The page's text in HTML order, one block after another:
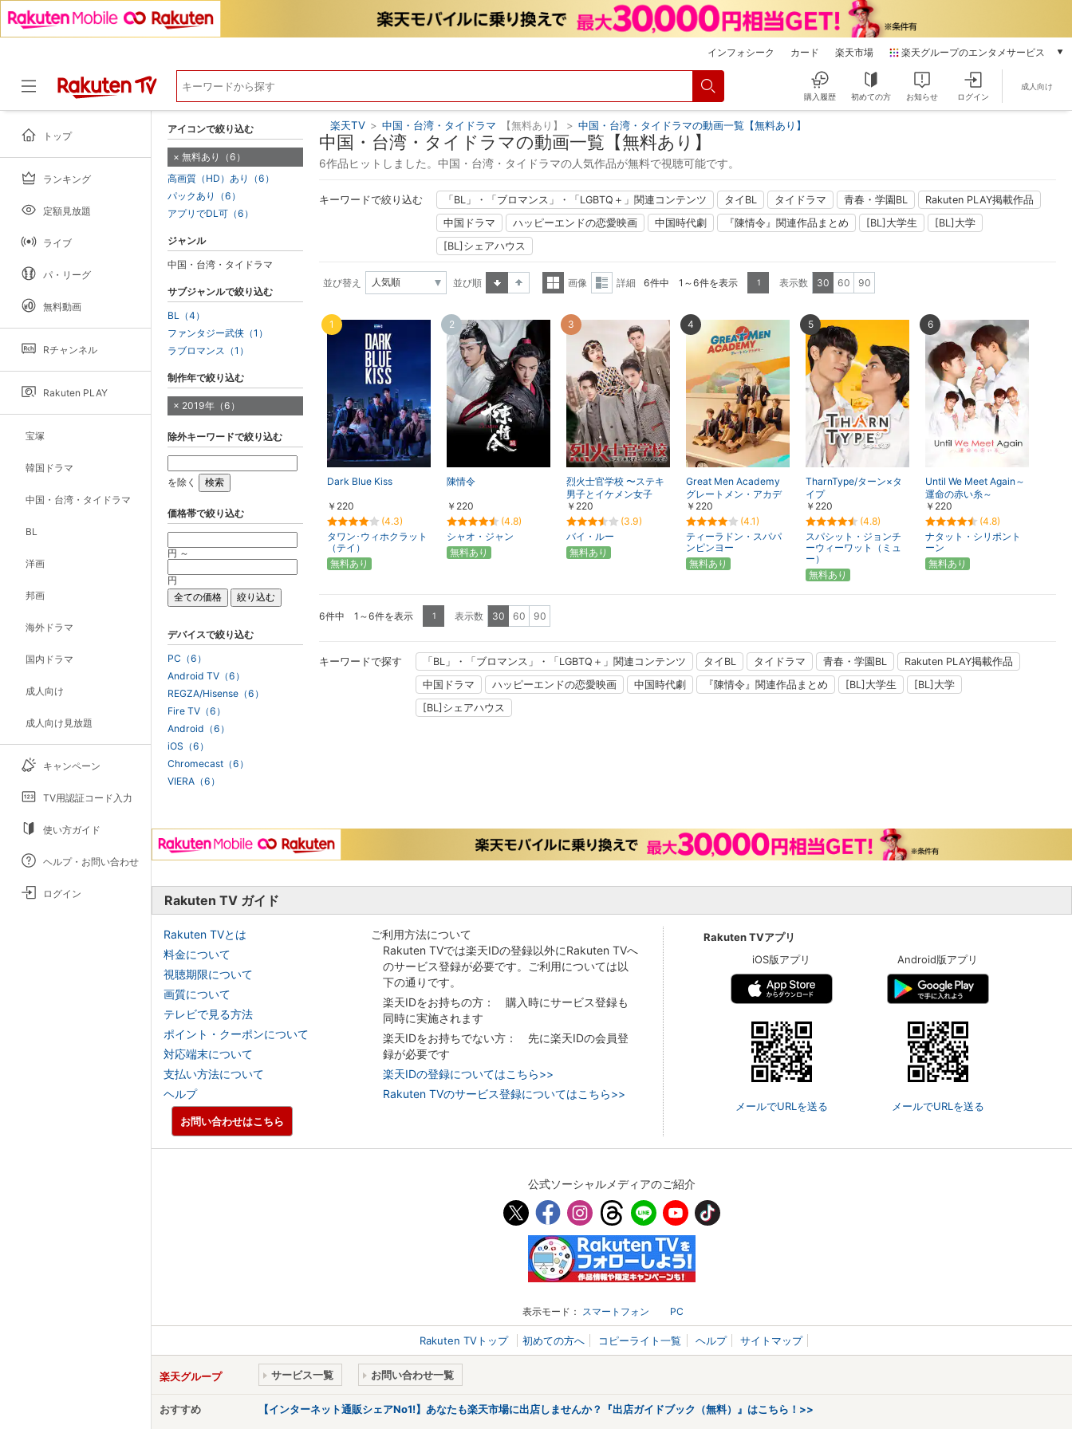
インフォシーク カード 楽天市場 楽天グループのエンタメサービス
本/ゲーム/CD/DVD
雑誌読み放題
楽天マガジン
音楽配信
動画配信
Rチャンネル
チケット
楽天チケット
エンタメニュース
推し楽
購入履歴 初めての方 お知らせ ログイン
成人向け
トップ
ランキング
定額見放題
ライブ
パ・リーグ
無料動画
Rチャンネル
Rakuten PLAY
宝塚
韓国ドラマ
中国・台湾・タイドラマ
BL
洋画
邦画
海外ドラマ
国内ドラマ
成人向け
成人向け見放題
キャンペーン
TV用認証コード入力
使い方ガイド
ヘルプ・お問い合わせ
ログイン
楽天TV > 中国・台湾・タイドラマ 【無料あり】 > 中国・台湾・タイドラマの動画一覧【無料あり】
中国・台湾・タイドラマの動画一覧【無料あり】
6作品ヒットしました。中国・台湾・タイドラマの人気作品が無料で視聴可能です。
キーワードで絞り込む 「BL」・「ブロマンス」・「LGBTQ＋」関連コンテンツ タイBL タイドラマ 青春・学園BL
Rakuten PLAY掲載作品
中国ドラマ
ハッピーエンドの恋愛映画 中国時代劇 『陳情令』関連作品まとめ [BL]大学生
[BL]大学
[BL]シェアハウス
並び替え
並び順
表示
画像
詳細 6件中 1～6件を表示 1 表示数 30 60 90
Dark Blue Kiss
￥220
(4.3)
タワン･ウィホクラット
（テイ）
1
無料あり
陳情令
￥220
(4.8)
シャオ・ジャン
2
無料あり
烈火士官学校 〜ステキ
男子とイケメン女子
￥220
(3.9)
バイ・ルー
3
無料あり
Great Men Academy
グレートメン・アカデ
ミー
￥220
(4.1)
ティーラドン・スパパ
ンピンヨー
4
無料あり
TharnType/ターン×タ
イプ
￥220
(4.8)
スパシット・ジョンチ
ーウィーワット（ミュ
ー）
5
無料あり
Until We Meet Again～
運命の赤い糸～
￥220
(4.8)
ナタット・シリポント
ーン
6
無料あり
6件中 1～6件を表示 1 表示数 30 60 90
キーワードで探す 「BL」・「ブロマンス」・「LGBTQ＋」関連コンテンツ タイBL タイドラマ 青春・学園BL
Rakuten PLAY掲載作品
中国ドラマ
ハッピーエンドの恋愛映画 中国時代劇 『陳情令』関連作品まとめ [BL]大学生
[BL]大学
[BL]シェアハウス
アイコンで絞り込む
無料あり（6）
高画質（HD）あり（6）
パックあり（6）
アプリでDL可（6）
ジャンル
中国・台湾・タイドラマ
サブジャンルで絞り込む
BL（4）
ファンタジー武侠（1）
ラブロマンス（1）
制作年で絞り込む
2019年（6）
除外キーワードで絞り込む
を除く
価格帯で絞り込む
円 ～
円
デバイスで絞り込む
PC（6）
Android TV（6）
REGZA/Hisense（6）
Fire TV（6）
Android（6）
iOS（6）
Chromecast（6）
VIERA（6）
Rakuten TV ガイド
Rakuten TVとは
料金について
視聴期限について
画質について
テレビで見る方法
ポイント・クーポンについて
対応端末について
支払い方法について
ヘルプ
ご利用方法について
Rakuten TVでは楽天IDの登録以外にRakuten TVへ
のサービス登録が必要です。ご利用については以
下の通りです。
楽天IDをお持ちの方： 購入時にサービス登録も
同時に実施されます
楽天IDをお持ちでない方： 先に楽天IDの会員登
録が必要です
楽天IDの登録についてはこちら>>
Rakuten TVのサービス登録についてはこちら>>
Rakuten TVアプリ
iOS版アプリ
メールでURLを送る
Android版アプリ
メールでURLを送る
お問い合わせはこちら
公式ソーシャルメディアのご紹介
表示モード： スマートフォン PC
Rakuten TVトップ 初めての方へ コピーライト一覧 ヘルプ サイトマップ
楽天グループ サービス一覧 お問い合わせ一覧
おすすめ 【インターネット通販シェアNo1!】あなたも楽天市場に出店しませんか？『出店ガイドブック（無料）』はこちら！>>